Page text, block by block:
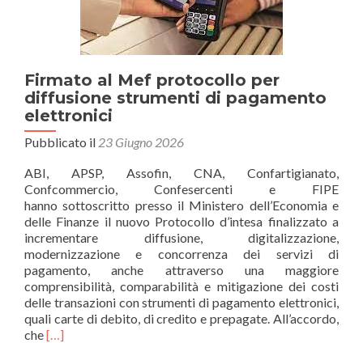
Firmato al Mef protocollo per
diffusione strumenti di pagamento
elettronici
Pubblicato il 23 Giugno 2026
ABI, APSP, Assofin, CNA, Confartigianato,
Confcommercio, Confesercenti e FIPE
hanno sottoscritto presso il Ministero dell’Economia e
delle Finanze il nuovo Protocollo d’intesa finalizzato a
incrementare diffusione, digitalizzazione,
modernizzazione e concorrenza dei servizi di
pagamento, anche attraverso una maggiore
comprensibilità, comparabilità e mitigazione dei costi
delle transazioni con strumenti di pagamento elettronici,
quali carte di debito, di credito e prepagate. All’accordo,
cheLeggi
[…]